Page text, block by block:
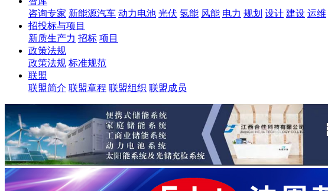
咨询专家 新能源汽车 动力电池 光伏 氢能 风能 电力 规划 设计 建设 运维
招投标与项目
新质生产力 招标 项目
政策法规
政策法规 标准规范
联盟
联盟简介 联盟章程 联盟组织 联盟成员